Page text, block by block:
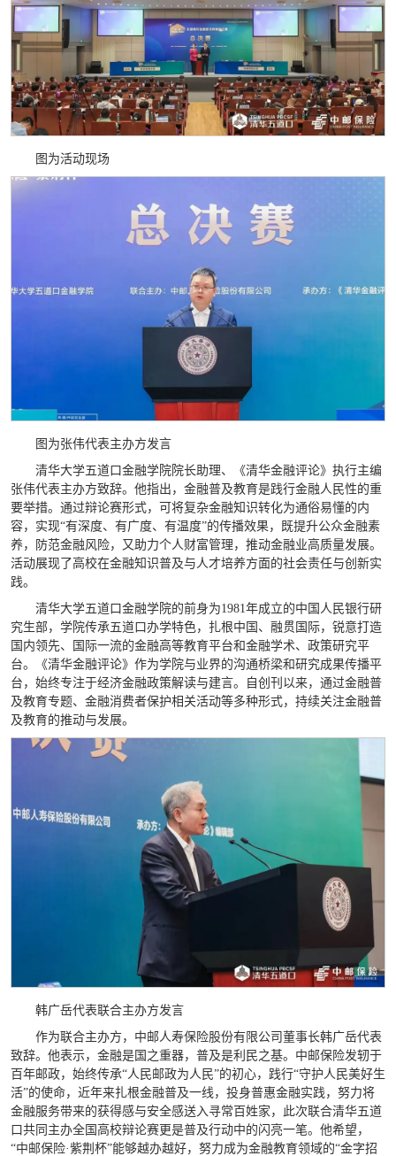
图为活动现场
图为张伟代表主办方发言
清华大学五道口金融学院院长助理、《清华金融评论》执行主编
张伟代表主办方致辞。他指出，金融普及教育是践行金融人民性的重
要举措。通过辩论赛形式，可将复杂金融知识转化为通俗易懂的内
容，实现“有深度、有广度、有温度”的传播效果，既提升公众金融素
养，防范金融风险，又助力个人财富管理，推动金融业高质量发展。
活动展现了高校在金融知识普及与人才培养方面的社会责任与创新实
践。
清华大学五道口金融学院的前身为1981年成立的中国人民银行研
究生部，学院传承五道口办学特色，扎根中国、融贯国际，锐意打造
国内领先、国际一流的金融高等教育平台和金融学术、政策研究平
台。《清华金融评论》作为学院与业界的沟通桥梁和研究成果传播平
台，始终专注于经济金融政策解读与建言。自创刊以来，通过金融普
及教育专题、金融消费者保护相关活动等多种形式，持续关注金融普
及教育的推动与发展。
韩广岳代表联合主办方发言
作为联合主办方，中邮人寿保险股份有限公司董事长韩广岳代表
致辞。他表示，金融是国之重器，普及是利民之基。中邮保险发轫于
百年邮政，始终传承“人民邮政为人民”的初心，践行“守护人民美好生
活”的使命，近年来扎根金融普及一线，投身普惠金融实践，努力将
金融服务带来的获得感与安全感送入寻常百姓家，此次联合清华五道
口共同主办全国高校辩论赛更是普及行动中的闪亮一笔。他希望，
“中邮保险·紫荆杯”能够越办越好，努力成为金融教育领域的“金字招